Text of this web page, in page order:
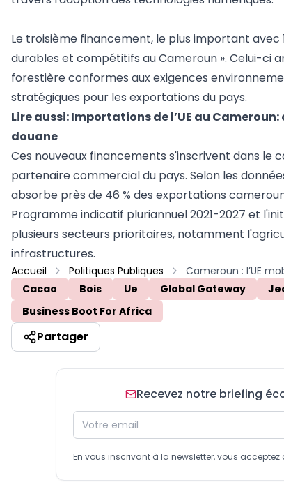
Le troisième financement, le plus important avec
durables et compétitifs au Cameroun ». Celui-ci
forestière conformes aux exigences
stratégiques pour les exportations du pays.
Lire aussi:Importations de l’UE au
douane
Ces nouveaux financements s'inscrivent dans
partenaire commercial du pays. Selon les
absorbe près de 46 % des exportations
Programme indicatif pluriannuel 2021-2027 et
plusieurs secteurs prioritaires, notamment
infrastructures.
Accueil Politiques Publiques
Cacao
Bois Ue Global Gateway
Business Boot For Africa
Partager
Recevez notre briefing
En vous inscrivant à la newsletter, vous